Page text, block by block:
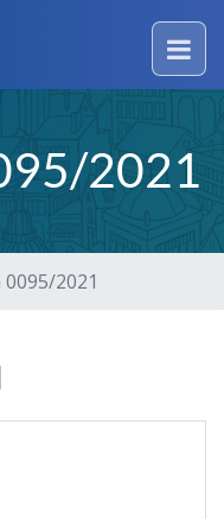
2021
2021